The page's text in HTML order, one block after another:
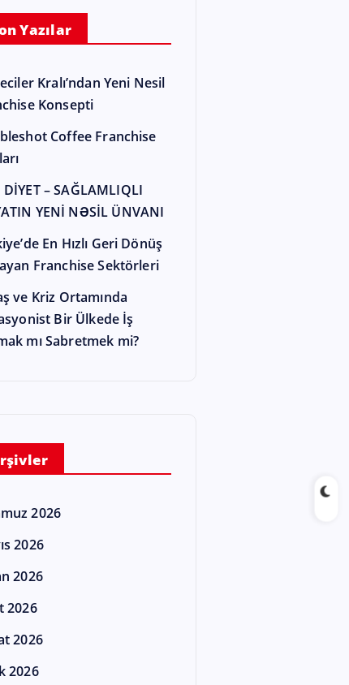
Yazılar
Kralı’ndan Yeni Nesil
Konsepti
Coffee Franchise
– SAĞLAMLIQLI
YENİ NƏSİL ÜNVANI
En Hızlı Geri Dönüş
Franchise Sektörleri
ve Kriz Ortamında
Bir Ülkede İş
mı Sabretmek mi?
2026
2026
2026
2026
2026
2026